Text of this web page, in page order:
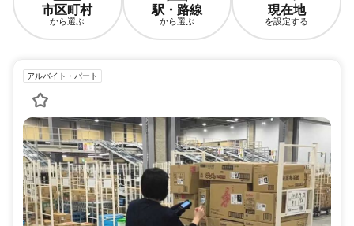
市区町村
から選ぶ
駅・路線
から選ぶ
現在地
を設定する
アルバイト・パート